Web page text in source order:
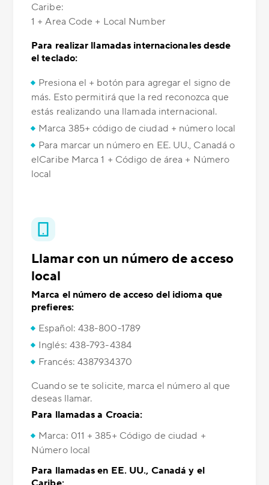
Caribe:
1 + Area Code + Local Number
Para realizar llamadas internacionales desde
el teclado:
Presiona el + botón para agregar el signo de
más. Esto permitirá que la red reconozca que
estás realizando una llamada internacional.
Marca 385+ código de ciudad + número local
Para marcar un número en EE. UU., Canadá o
elCaribe Marca 1 + Código de área + Número
local
Llamar con un número de acceso
local
Marca el número de acceso del idioma que
prefieres:
Español: 438-800-1789
Inglés: 438-793-4384
Francés: 4387934370
Cuando se te solicite, marca el número al que
deseas llamar.
Para llamadas a Croacia:
Marca: 011 + 385+ Código de ciudad +
Número local
Para llamadas en EE. UU., Canadá y el